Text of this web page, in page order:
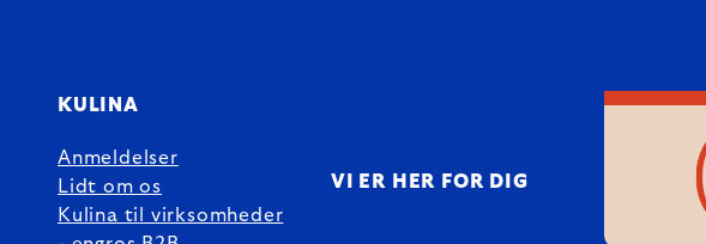
KULINA
Anmeldelser
Lidt om os
Kulina til virksomheder
VI ER HER FOR DIG